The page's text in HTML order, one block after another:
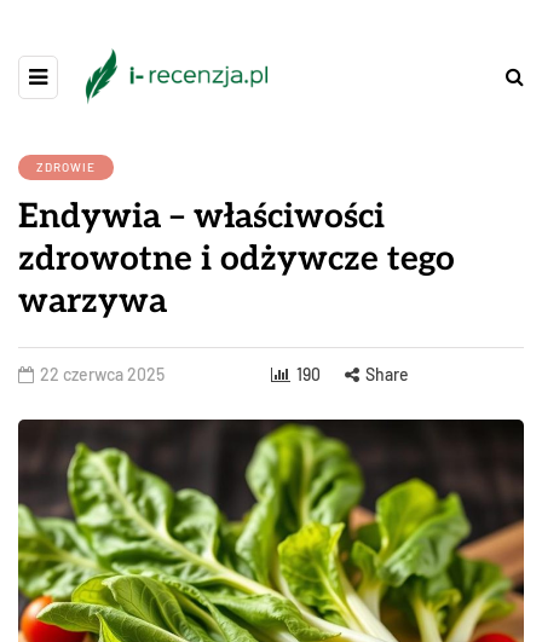
ZDROWIE
Endywia – właściwości
zdrowotne i odżywcze tego
warzywa
22 czerwca 2025 190 Share